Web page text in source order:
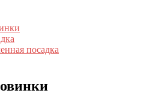
посадка